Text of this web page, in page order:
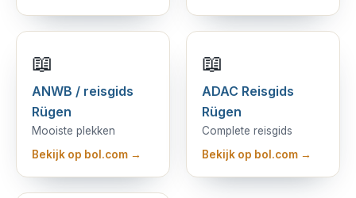
📖
ANWB / reisgids
Rügen
Mooiste plekken
Bekijk op bol.com →
📖
ADAC Reisgids
Rügen
Complete reisgids
Bekijk op bol.com →